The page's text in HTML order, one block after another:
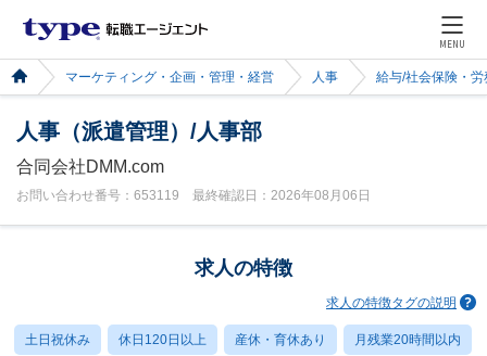
MENU
マーケティング・企画・管理・経営 人事 給与/社会保険・労
人事（派遣管理）/人事部
合同会社DMM.com
お問い合わせ番号：653119 最終確認日：2026年08月06日
求人の特徴
求人の特徴タグの説明
土日祝休み 休日120日以上 産休・育休あり 月残業20時間以内